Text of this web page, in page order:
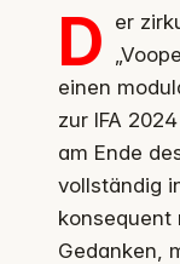
D er
einen
zur IFA
am Ende
vollständig
konsequent
Gedanken,